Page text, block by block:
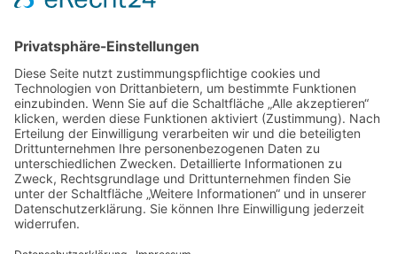
Wissenschaften-AG
Datenschutzerklärung
Website Administration